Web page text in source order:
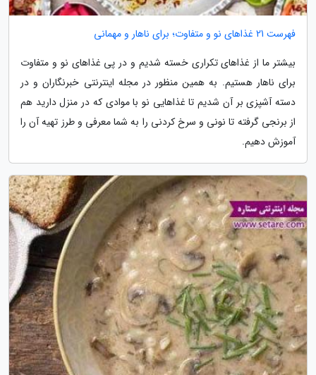
فهرست 21 غذاهای نو و متفاوت؛ برای ناهار و مهمانی
بیشتر ما از غذاهای تکراری خسته شدیم و در پی غذاهای نو و متفاوت
برای ناهار هستیم. به همین منظور در مجله اینترنتی خبرنگاران و در
دسته آشپزی بر آن شدیم تا غذاهایی نو با موادی که در منزل دارید هم
از برنجی گرفته تا نونی و سرخ کردنی را به شما معرفی و طرز تهیه آن را
آموزش دهیم.